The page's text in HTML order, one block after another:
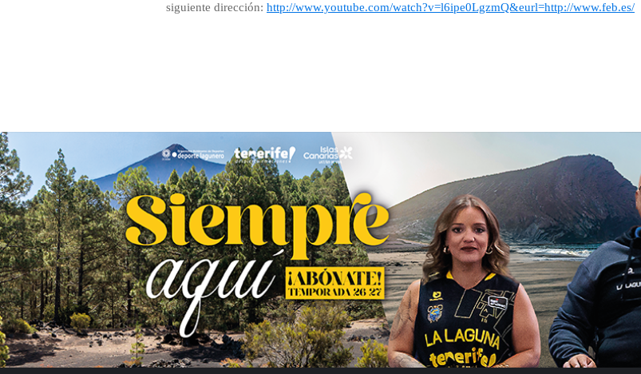
siguiente dirección: http://www.youtube.com/watch?v=l6ipe0LgzmQ&eurl=http://www.feb.es/